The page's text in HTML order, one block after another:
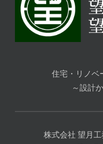
住宅・リノベ
～設計
株式会社 望月